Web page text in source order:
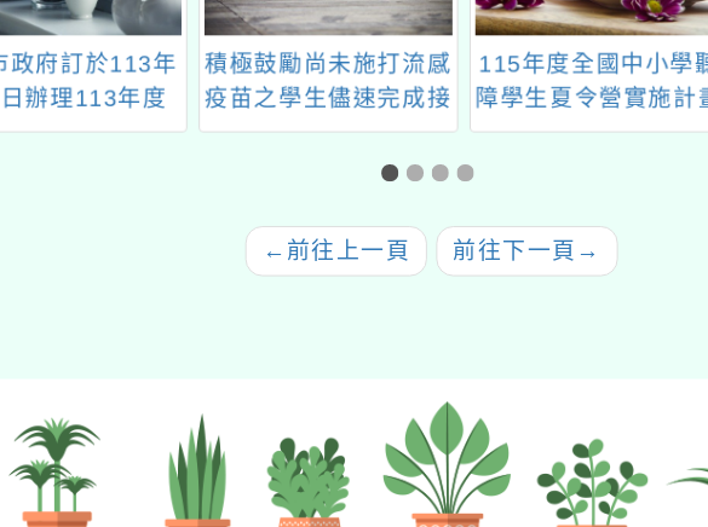
府訂於113年
理113年度
堂—淨零綠
積極鼓勵尚未施打流感
疫苗之學生儘速完成接
種事宜，以提升自我防
115年度全國中小學聽
障學生夏令營實施計畫
← 前往上一頁 前往下一頁 →